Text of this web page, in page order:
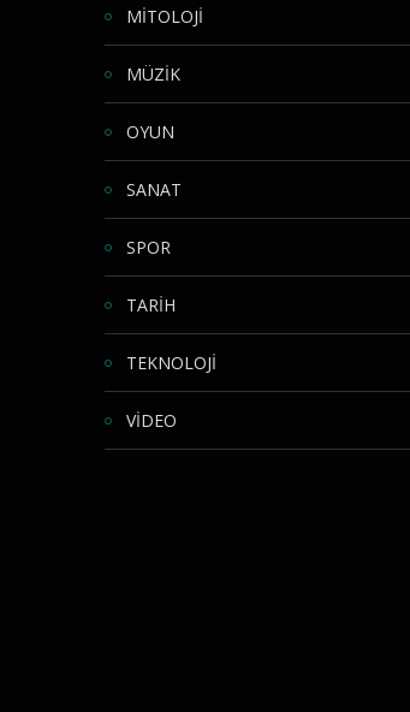
MİTOLOJİ
MÜZİK
OYUN
SANAT
SPOR
TARİH
TEKNOLOJİ
VİDEO